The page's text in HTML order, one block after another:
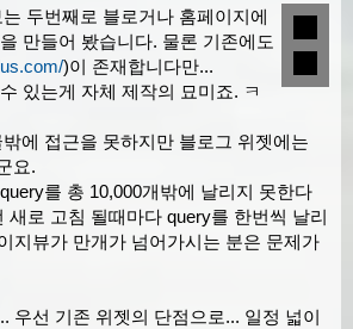
두번째로 블로거나 홈페이지에
만들어 봤습니다. 물론 기존에도
)이 존재합니다만...
있는게 자체 제작의 묘미죠. ㅋ
에 접근을 못하지만 블로그 위젯에는
요.
를 총 10,000개밖에 날리지 못한다
새로 고침 될때마다 query를 한번씩 날리
지뷰가 만개가 넘어가시는 분은 문제가
우선 기존 위젯의 단점으로... 일정 넓이